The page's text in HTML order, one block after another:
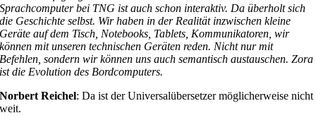
Sprachcomputer bei TNG ist auch schon interaktiv. Da überholt sich
die Geschichte selbst. Wir haben in der Realität inzwischen kleine
Geräte auf dem Tisch, Notebooks, Tablets, Kommunikatoren, wir
können mit unseren technischen Geräten reden. Nicht nur mit
Befehlen, sondern wir können uns auch semantisch austauschen. Zora
ist die Evolution des Bordcomputers.
Norbert Reichel: Da ist der Universalübersetzer möglicherweise nicht
weit.